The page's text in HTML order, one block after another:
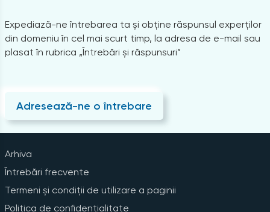
Expediază-ne întrebarea ta și obține răspunsul experților
din domeniu în cel mai scurt timp, la adresa de e-mail sau
plasat în rubrica „Întrebări și răspunsuri”
Adresează-ne o întrebare
Arhiva
Întrebări frecvente
Termeni și condiții de utilizare a paginii
Politica de confidențialitate